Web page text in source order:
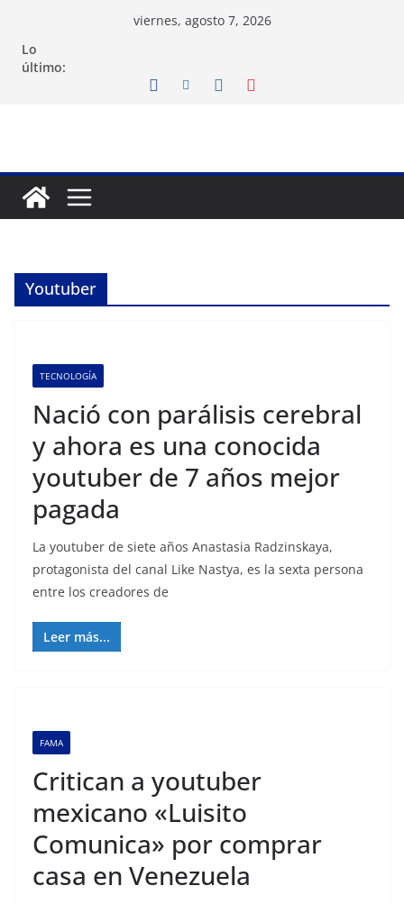
contenido
viernes, agosto 7, 2026
Lo
último:
Youtuber
TECNOLOGÍA
Nació con parálisis cerebral
y ahora es una conocida
youtuber de 7 años mejor
pagada
La youtuber de siete años Anastasia Radzinskaya,
protagonista del canal Like Nastya, es la sexta persona
entre los creadores de
Leer más...
FAMA
Critican a youtuber
mexicano «Luisito
Comunica» por comprar
casa en Venezuela